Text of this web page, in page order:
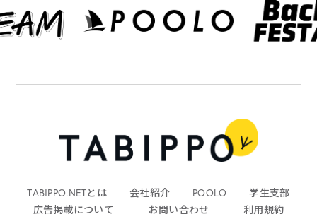
TABIPPO.NETとは 会社紹介 POOLO
学生支部
広告掲載について
お問い合わせ
利用規約